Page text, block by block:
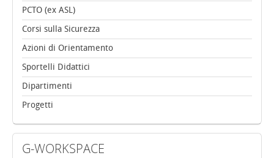
PCTO (ex ASL)
Corsi sulla Sicurezza
Azioni di Orientamento
Sportelli Didattici
Dipartimenti
Progetti
G-WORKSPACE